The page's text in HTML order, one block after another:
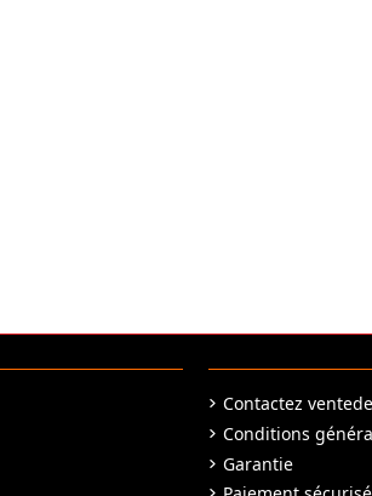
Contactez
Conditions
Garantie